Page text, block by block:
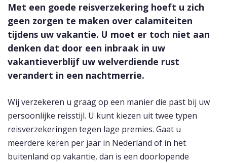
Met een goede reisverzekering hoeft u zich
geen zorgen te maken over calamiteiten
tijdens uw vakantie. U moet er toch niet aan
denken dat door een inbraak in uw
vakantieverblijf uw welverdiende rust
verandert in een nachtmerrie.
Wij verzekeren u graag op een manier die past bij uw
persoonlijke reisstijl. U kunt kiezen uit twee typen
reisverzekeringen tegen lage premies. Gaat u
meerdere keren per jaar in Nederland of in het
buitenland op vakantie, dan is een doorlopende